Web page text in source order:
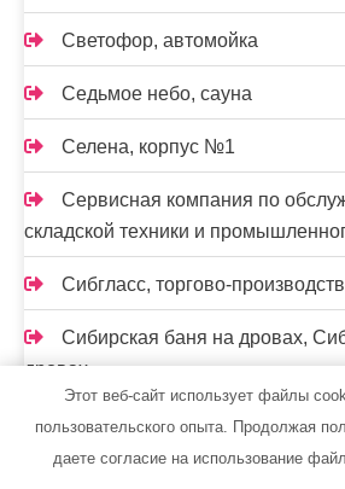
Светофор, автомойка
Седьмое небо, сауна
Селена, корпус №1
Сервисная компания по
складской техники и
Сибгласс, торгово-
Сибирская баня на дровах,
дровах
Сибирская баня на дровах,
дровах
Этот веб-сайт использует файлы
пользовательского опыта. Продолжая
даете согласие на использование